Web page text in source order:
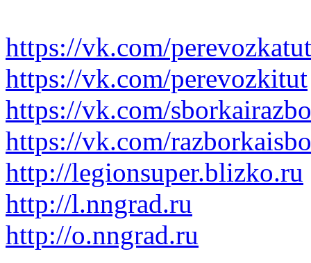
https://vk.com/perevozkatut
https://vk.com/perevozkitut
https://vk.com/
https://vk.com/
http://legionsuper.blizko.ru
http://l.nngrad.ru
http://o.nngrad.ru